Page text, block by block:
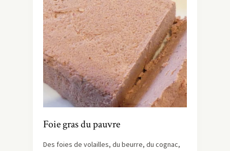
Foie gras du pauvre
Des foies de volailles, du beurre, du cognac,